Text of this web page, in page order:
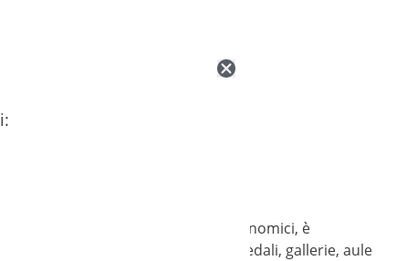
portafoglio. Con i suoi 48 W economici, è
per gli arredi da ufficio, ospedali, gallerie, aule